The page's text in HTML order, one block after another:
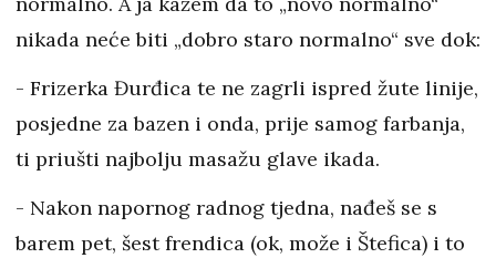
nikada neće biti „dobro staro normalno“ sve dok:
- Frizerka Đurđica te ne zagrli ispred žute linije,
posjedne za bazen i onda, prije samog farbanja,
ti priušti najbolju masažu glave ikada.
- Nakon napornog radnog tjedna, nađeš se s
barem pet, šest frendica (ok, može i Štefica) i to